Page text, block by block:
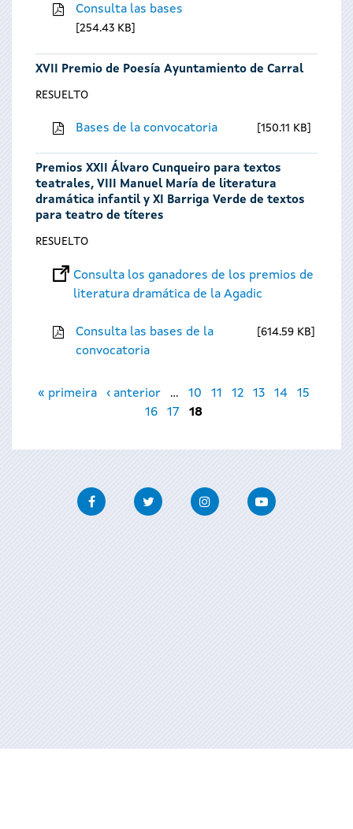
Consulta las bases
254.43 KB
XVII Premio de Poesía Ayuntamiento de Carral
RESUELTO
Bases de la convocatoria 150.11 KB
Premios XXII Álvaro Cunqueiro para textos
teatrales, VIII Manuel María de literatura
dramática infantil y XI Barriga Verde de textos
para teatro de títeres
RESUELTO
Consulta los ganadores de los premios de
literatura dramática de la Agadic
Consulta las bases de la
convocatoria
614.59 KB
Páginas
« primeira ‹ anterior … 10 11 12 13 14
15
16
17 18
FacebookTwitter InstagramYoutube